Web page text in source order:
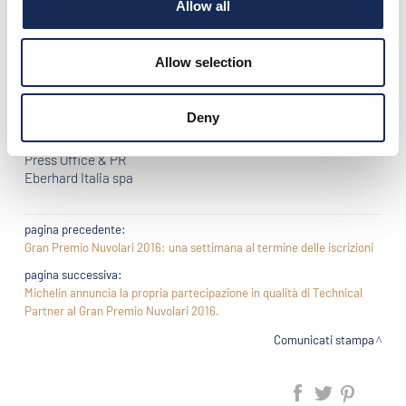
Allow all
Allow selection
Deny
per primo ha creduto in questo evento divenuto sempre più
importante nel panorama delle corse per auto storiche.
Eberhard & Co. attiva in questa occasione, vi diamo
appuntamento da giovedì 15 a domenica 18 settembre per
Sara Corcella
Press Office & PR
Eberhard Italia spa
pagina precedente:
Gran Premio Nuvolari 2016: una settimana al termine delle iscrizioni
pagina successiva:
Michelin annuncia la propria partecipazione in qualità di Technical
Partner al Gran Premio Nuvolari 2016.
Comunicati stampa